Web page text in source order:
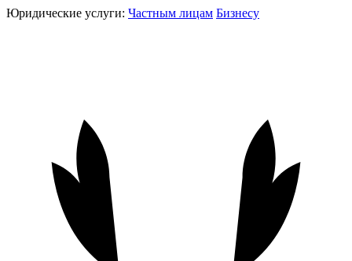
Юридические услуги: Частным лицам Бизнесу